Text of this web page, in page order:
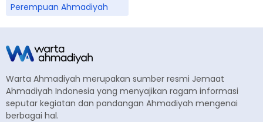
Perempuan Ahmadiyah
Warta Ahmadiyah merupakan sumber resmi Jemaat
Ahmadiyah Indonesia yang menyajikan ragam informasi
seputar kegiatan dan pandangan Ahmadiyah mengenai
berbagai hal.